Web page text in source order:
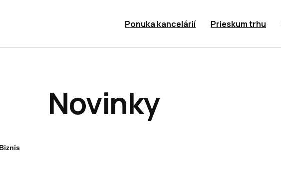
Ponuka kancelárií Prieskum trhu
Novinky
Biznis